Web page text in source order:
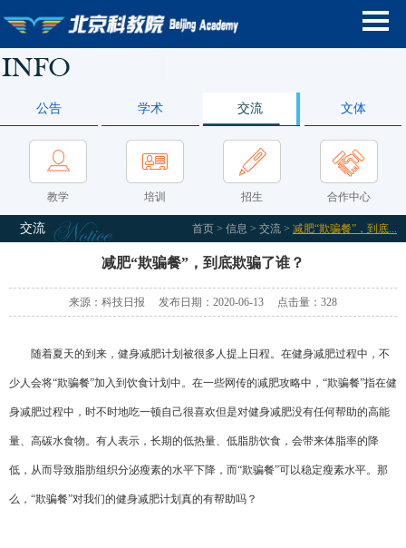
公告 学术 交流 文体
教学 培训 招生 合作中心
首页 > 信息 > 交流 > 减肥“欺骗餐”，到底...
交流
减肥“欺骗餐”，到底欺骗了谁？
来源：科技日报 发布日期：2020-06-13 点击量： 328
随着夏天的到来，健身减肥计划被很多人提上日程。在健身减肥过程中，不
少人会将“欺骗餐”加入到饮食计划中。在一些网传的减肥攻略中，“欺骗餐”指在健
身减肥过程中，时不时地吃一顿自己很喜欢但是对健身减肥没有任何帮助的高能
量、高碳水食物。有人表示，长期的低热量、低脂肪饮食，会带来体脂率的降
低，从而导致脂肪组织分泌瘦素的水平下降，而“欺骗餐”可以稳定瘦素水平。那
么，“欺骗餐”对我们的健身减肥计划真的有帮助吗？